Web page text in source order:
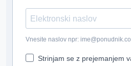
Vnesite naslov npr:
Strinjam se z prejemanjem